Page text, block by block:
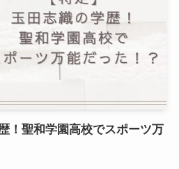
！聖和学園高校でスポーツ万